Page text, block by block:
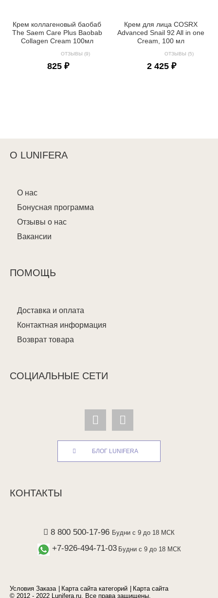
Крем коллагеновый баобаб
The Saem Care Plus Baobab
Collagen Cream 100мл
ОТЗЫВЫ (9)
825 ₽
Крем для лица COSRX
Advanced Snail 92 All in one
Cream, 100 мл
ОТЗЫВЫ (5)
2 425 ₽
О LUNIFERA
О нас
Бонусная программа
Отзывы о нас
Вакансии
ПОМОЩЬ
Доставка и оплата
Контактная информация
Возврат товара
СОЦИАЛЬНЫЕ СЕТИ
БЛОГ LUNIFERA
КОНТАКТЫ
8 800 500-17-96 Будни с 9 до 18 МСК
+7-926-494-71-03 Будни с 9 до 18 МСК
Условия Заказа Карта сайта категорий
Карта сайта
© 2012 - 2022 Lunifera.ru. Все права защищены.